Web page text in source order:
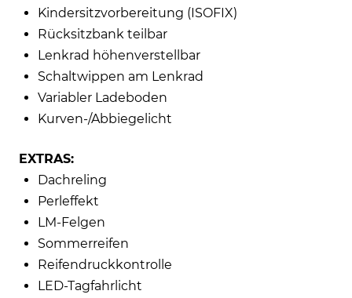
Kindersitzvorbereitung (ISOFIX)
Rücksitzbank teilbar
Lenkrad höhenverstellbar
Schaltwippen am Lenkrad
Variabler Ladeboden
Kurven-/Abbiegelicht
EXTRAS:
Dachreling
Perleffekt
LM-Felgen
Sommerreifen
Reifendruckkontrolle
LED-Tagfahrlicht